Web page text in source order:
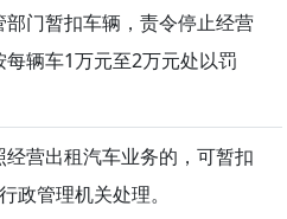
门暂扣车辆，责令停止经营
辆车1万元至2万元处以罚
营出租汽车业务的，可暂扣
政管理机关处理。